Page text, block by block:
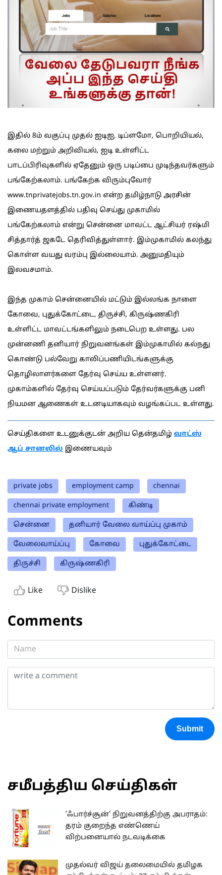
இதில் 8ம் வகுப்பு முதல் ஐடிஐ, டிப்ளமோ, பொறியியல்,
கலை மற்றும் அறிவியல், ஐடி உள்ளிட்ட
பாடப்பிரிவுகளில் ஏதேனும் ஒரு படிப்பை முடிந்தவர்களும்
பங்கேற்கலாம். பங்கேற்க விரும்புவோர்
www.tnprivatejobs.tn.gov.in என்ற தமிழ்நாடு அரசின்
இணையதளத்தில் பதிவு செய்து முகாமில்
பங்கேற்கலாம் என்று சென்னை மாவட்ட ஆட்சியர் ரஷ்மி
சித்தார்த் ஜகடே தெரிவித்துள்ளார். இம்முகாமில் கலந்து
கொள்ள வயது வரம்பு இல்லையாம். அனுமதியும்
இலவசமாம்.
இந்த முகாம் சென்னையில் மட்டும் இல்லங்க நாளை
கோவை, புதுக்கோட்டை, திருச்சி, கிருஷ்ணகிரி
உள்ளிட்ட மாவட்டங்களிலும் நடைபெற உள்ளது. பல
முன்னணி தனியார் நிறுவனங்கள் இம்முகாமில் கல்நது
கொண்டு பல்வேறு காலிப்பணியிடங்களுக்கு
தொழிலாளர்களை தேர்வு செய்ய உள்ளனர்.
முகாம்களில் தேர்வு செய்யப்படும் தேர்வர்களுக்கு பனி
நியமன ஆணைகள் உடனடியாகவும் வழங்கப்பட உள்ளது.
செய்திகளை உடனுக்குடன் அறிய தென்தமிழ் வாட்ஸ்
ஆப் சானலில் இணையவும்
private jobs employment camp chennai
chennai private employment கிண்டி
சென்னை தனியார் வேலை வாய்ப்பு முகாம்
வேலைவாய்ப்பு கோவை புதுக்கோட்டை
திருச்சி கிருஷ்ணகிரி
Like Dislike
Comments
Submit
சமீபத்திய செய்திகள்
‘ஃபார்ச்சூன்’ நிறுவனத்திற்கு அபராதம்:
தரம் குறைந்த எண்ணெய்
விற்பனையால் நடவடிக்கை
முதல்வர் விஜய் தலைமையில் தமிழக